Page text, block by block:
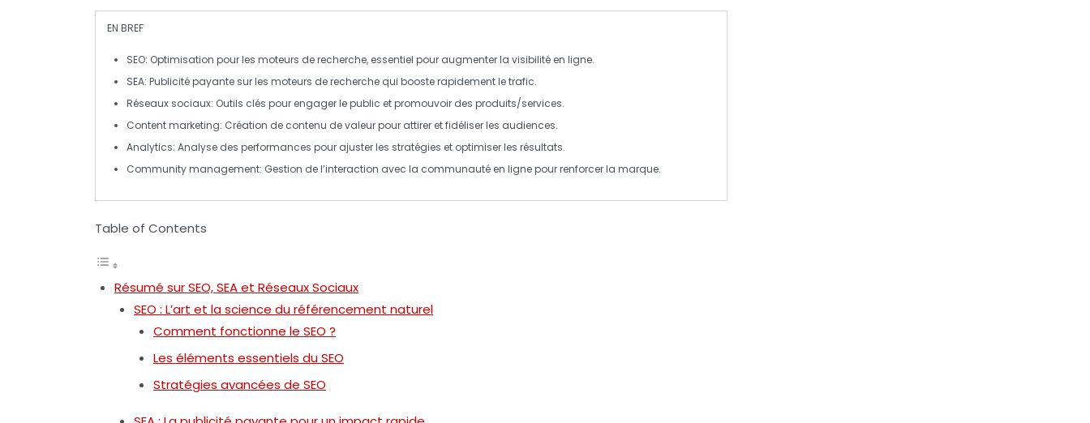
EN BREF
SEO: Optimisation pour les moteurs de recherche, essentiel pour augmenter la visibilité en ligne.
SEA: Publicité payante sur les moteurs de recherche qui booste rapidement le trafic.
Réseaux sociaux: Outils clés pour engager le public et promouvoir des produits/services.
Content marketing: Création de contenu de valeur pour attirer et fidéliser les audiences.
Analytics: Analyse des performances pour ajuster les stratégies et optimiser les résultats.
Community management: Gestion de l’interaction avec la communauté en ligne pour renforcer la marque.
Table of Contents
Résumé sur SEO, SEA et Réseaux Sociaux
SEO : L’art et la science du référencement naturel
Comment fonctionne le SEO ?
Les éléments essentiels du SEO
Stratégies avancées de SEO